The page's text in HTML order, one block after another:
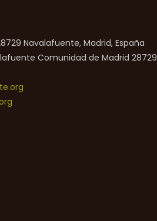
Navalafuente, Madrid, España
Comunidad de Madrid 28729